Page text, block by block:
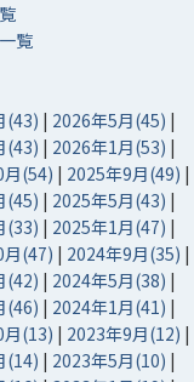
覧
(43) | 2026年5月(45) |
(43) | 2026年1月(53) |
(54) | 2025年9月(49) |
(45) | 2025年5月(43) |
(33) | 2025年1月(47) |
(47) | 2024年9月(35) |
(42) | 2024年5月(38) |
(46) | 2024年1月(41) |
(13) | 2023年9月(12) |
(14) | 2023年5月(10) |